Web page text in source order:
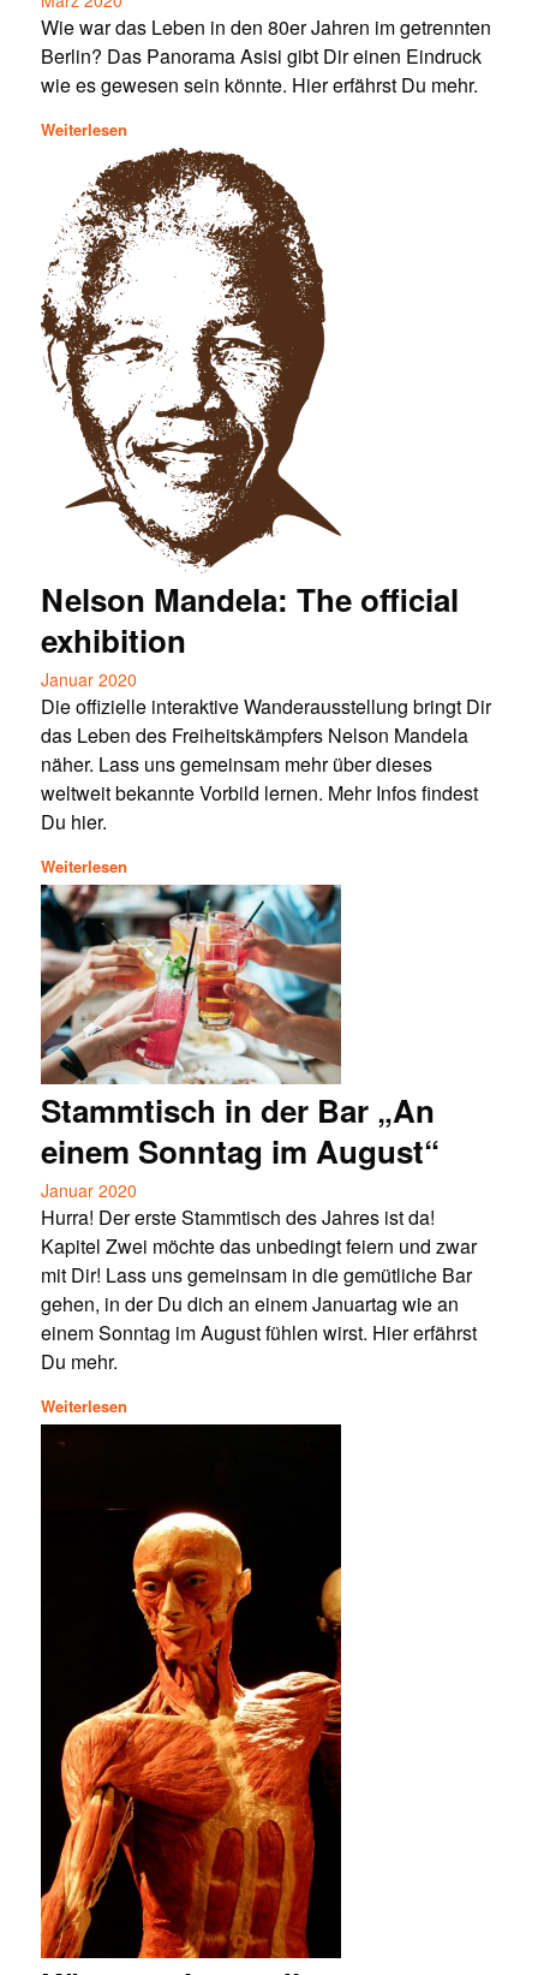
Wie war das Leben in den 80er Jahren im getrennten
Berlin? Das Panorama Asisi gibt Dir einen Eindruck
wie es gewesen sein könnte. Hier erfährst Du mehr.
Weiterlesen
Nelson Mandela: The official
exhibition
Januar 2020
Die offizielle interaktive Wanderausstellung bringt Dir
das Leben des Freiheitskämpfers Nelson Mandela
näher. Lass uns gemeinsam mehr über dieses
weltweit bekannte Vorbild lernen. Mehr Infos findest
Du hier.
Weiterlesen
Stammtisch in der Bar „An
einem Sonntag im August“
Januar 2020
Hurra! Der erste Stammtisch des Jahres ist da!
Kapitel Zwei möchte das unbedingt feiern und zwar
mit Dir! Lass uns gemeinsam in die gemütliche Bar
gehen, in der Du dich an einem Januartag wie an
einem Sonntag im August fühlen wirst. Hier erfährst
Du mehr.
Weiterlesen